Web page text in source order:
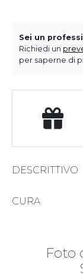
Sei un
Richiedi un
per saperne di
DESCRITTIVO
CURA
Foto